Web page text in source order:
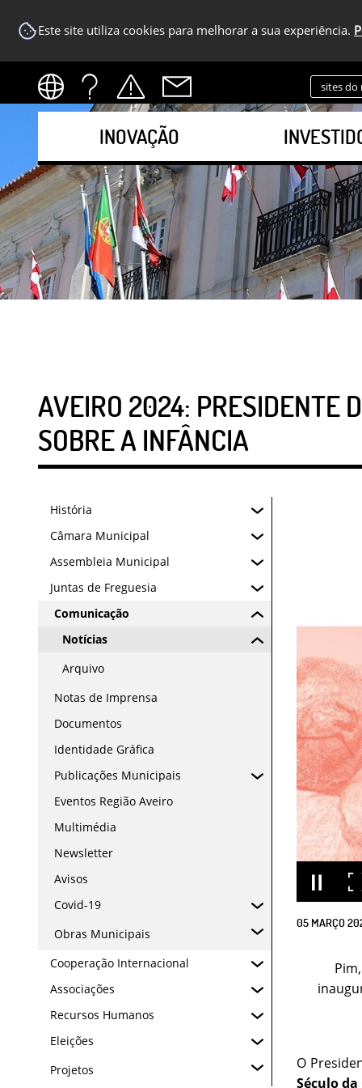
Este site utiliza cookies para melhorar a sua experiência.
sites do
INOVAÇÃO
AVEIRO 2024: PRESIDENTE
SOBRE A INFÂNCIA
História
Câmara Municipal
Assembleia Municipal
Juntas de Freguesia
Comunicação
Notícias
Arquivo
Notas de Imprensa
Documentos
Identidade Gráfica
Publicações Municipais
Eventos Região Aveiro
Multimédia
Newsletter
Avisos
Covid-19
Obras Municipais
Cooperação Internacional
Associações
Recursos Humanos
Eleições
Projetos
05 MARÇO
O
Século